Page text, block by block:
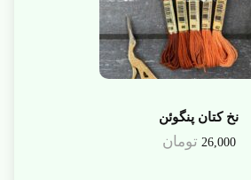
نخ کتان پنگوئن
26,000 تومان